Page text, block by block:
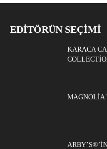
EDITÖRÜN SEÇIMI
KARACA
MAGNOLIA